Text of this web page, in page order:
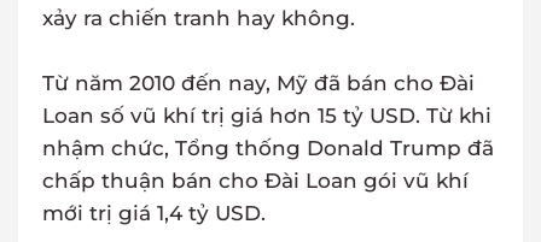
xảy ra chiến tranh hay không.
Từ năm 2010 đến nay, Mỹ đã bán cho Đài
Loan số vũ khí trị giá hơn 15 tỷ USD. Từ khi
nhậm chức, Tổng thống Donald Trump đã
chấp thuận bán cho Đài Loan gói vũ khí
mới trị giá 1,4 tỷ USD.